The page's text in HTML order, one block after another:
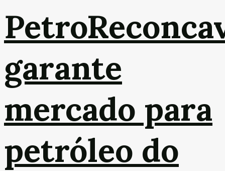
garante
mercado para
petróleo do